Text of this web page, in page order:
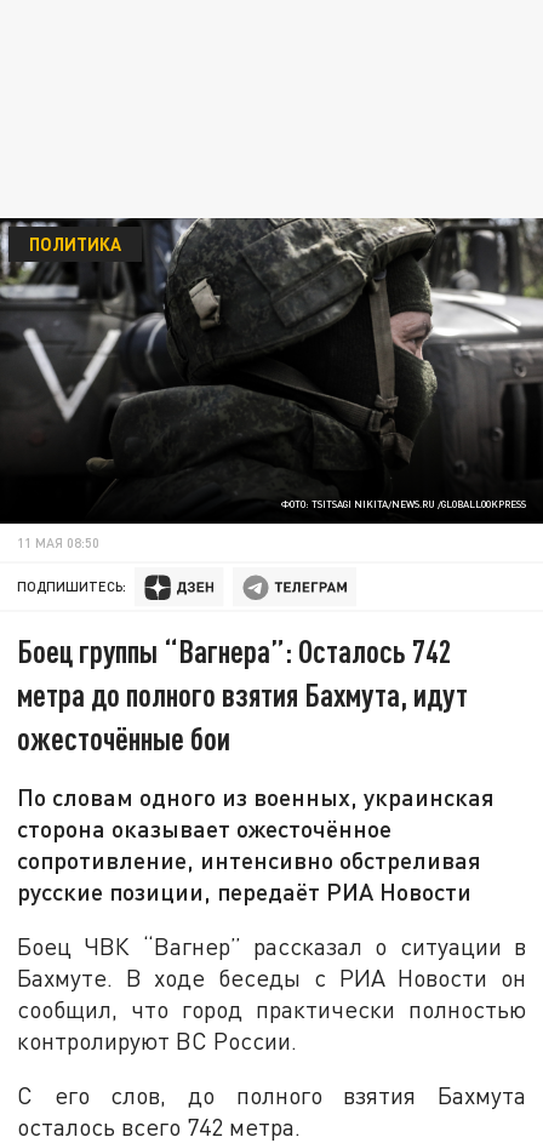
ФОТО: TSITSAGI NIKITA/NEWS.RU /GLOBALLOOKPRESS
ПОЛИТИКА
11 МАЯ 08:50
ПОДПИШИТЕСЬ:
Боец группы “Вагнера”: Осталось 742
метра до полного взятия Бахмута, идут
ожесточённые бои
По словам одного из военных, украинская
сторона оказывает ожесточённое
сопротивление, интенсивно обстреливая
русские позиции, передаёт РИА Новости
Боец ЧВК “Вагнер” рассказал о ситуации в
Бахмуте. В ходе беседы с РИА Новости он
сообщил, что город практически полностью
контролируют ВС России.
С его слов, до полного взятия Бахмута
осталось всего 742 метра.